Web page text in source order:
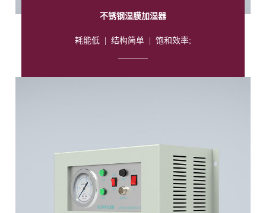
不锈钢湿膜加湿器
耗能低| 结构简单| 饱和效率;